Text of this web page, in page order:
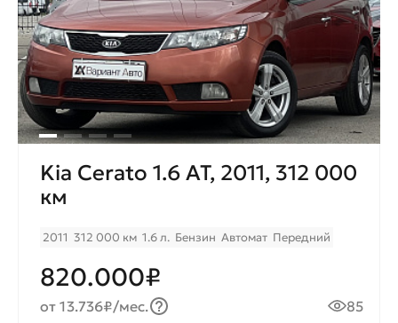
Kia Cerato 1.6 AT, 2011, 312 000
км
2011 312 000 км 1.6 л. Бензин Автомат Передний
820.000₽
от 13.736₽/мес. 85